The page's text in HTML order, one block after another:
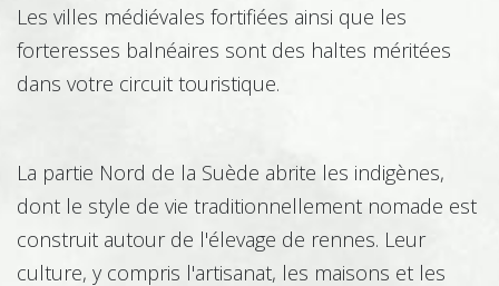
Comptabilité - Gestion
Les villes médiévales fortifiées ainsi que les
forteresses balnéaires sont des haltes méritées
dans votre circuit touristique.
La partie Nord de la Suède abrite les indigènes,
dont le style de vie traditionnellement nomade est
construit autour de l'élevage de rennes. Leur
culture, y compris l'artisanat, les maisons et les